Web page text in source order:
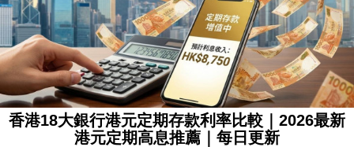
香港18大銀行港元定期存款利率比較｜2026最新
港元定期高息推薦｜每日更新